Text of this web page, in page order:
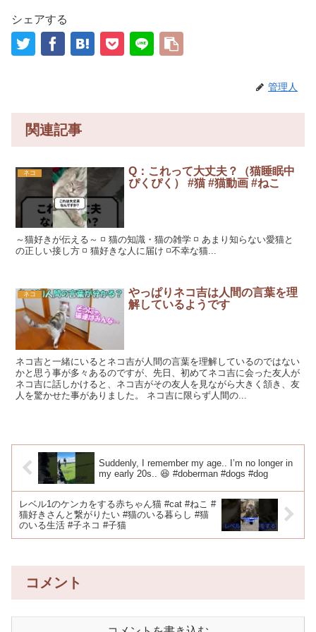
シェアする
管理人
関連記事
ネコ
Q：これって大丈夫？（猫睡眠中
ぴくぴく） #猫 #猫動画 #ねこ
～猫好きが伝える～ ◽️ 猫の知識・猫の雑学 ◽️ あまり知らない愛猫と
の正しい接し方 ◽️ 猫好きな人に届け ◽️不幸な猫...
ネコ
やっぱりネコ吉は人間の言葉を理
解しているようです
ネコ吉と一緒にいるとネコ吉が人間の言葉を理解しているのではない
かと思う事が多々あるのですが、先日、初めてネコ吉に会った友人が
ネコ吉に話しかけると、ネコ吉がその友人を見ながら大きく頷き、友
人を驚かせた事がありました。 ネコ吉に限らず人間の...
Suddenly, I remember my age.. I’m no longer in
my early 20s.. 😆 #doberman #dogs #dog
レベル1のケンカをする赤ちゃん猫 #cat #ねこ #
猫好きさんと繋がりたい #猫のいる暮らし #猫
のいる生活 #子ネコ #子猫
コメント